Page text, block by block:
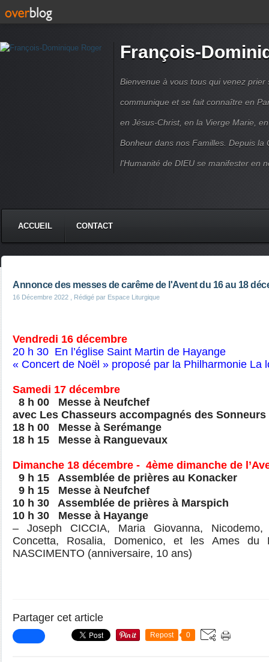
François-
Bienvenue à vous tous qui venez prier
communique et se fait connaître en
en Jésus-Christ, en la Vierge Marie,
Bonheur dans nos Familles. Depuis la
l'Humanité de DIEU se manifester en
ACCUEIL CONTACT
Annonce des messes de carême de l'Avent du 16 au 18
16 Décembre 2022 , Rédigé par Espace Liturgique
Vendredi 16 décembre
20 h 30 En l’église Saint Martin de Hayange
« Concert de Noël » proposé par la Philharmonie La
Samedi 17 décembre
8 h 00 Messe à Neufchef
avec Les Chasseurs accompagnés des Sonneurs
18 h 00 Messe à Serémange
18 h 15 Messe à Ranguevaux
Dimanche 18 décembre - 4ème dimanche de
9 h 15 Assemblée de prières au Konacker
9 h 15 Messe à Neufchef
10 h 30 Assemblée de prières à Marspich
10 h 30 Messe à Hayange
– Joseph CICCIA, Maria Giovanna,
Concetta, Rosalia, Domenico, et les Ames du
NASCIMENTO (anniversaire, 10 ans)
Partager cet article
Repost 0